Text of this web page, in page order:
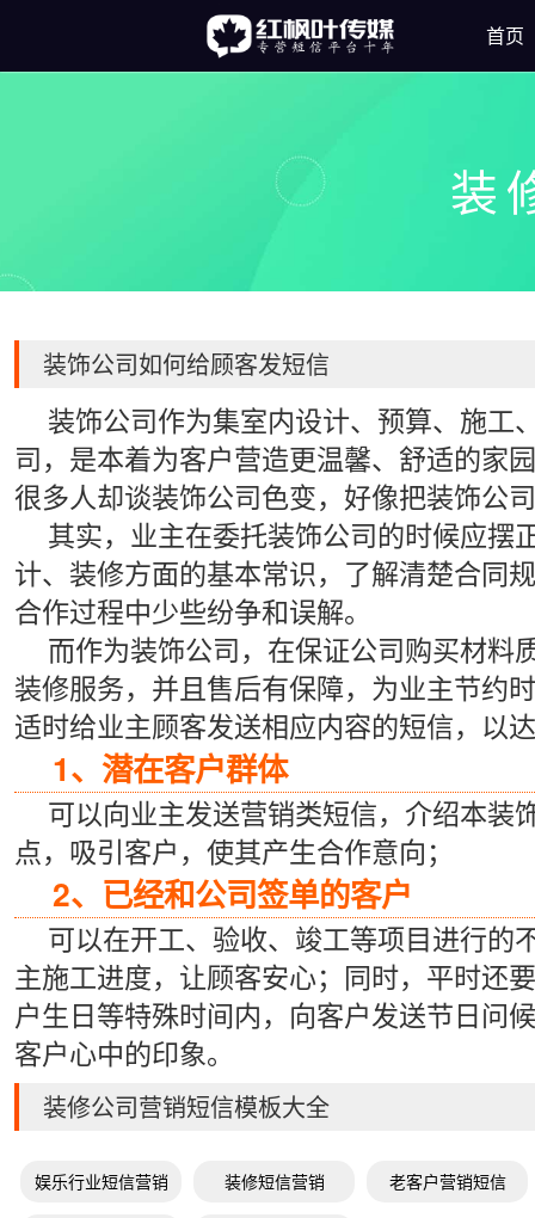
首页
装
装饰公司如何给顾客发短信
装饰公司作为集室内设计、预算、施工
司，是本着为客户营造更温馨、舒适的家
很多人却谈装饰公司色变，好像把装饰公
其实，业主在委托装饰公司的时候应摆
计、装修方面的基本常识，了解清楚合同
合作过程中少些纷争和误解。
而作为装饰公司，在保证公司购买材料
装修服务，并且售后有保障，为业主节约
适时给业主顾客发送相应内容的短信，以
1、潜在客户群体
可以向业主发送营销类短信，介绍本装
点，吸引客户，使其产生合作意向；
2、已经和公司签单的客户
可以在开工、验收、竣工等项目进行的
主施工进度，让顾客安心；同时，平时还
户生日等特殊时间内，向客户发送节日问
客户心中的印象。
装修公司营销短信模板大全
娱乐行业短信营销 装修短信营销 老客户营销短信